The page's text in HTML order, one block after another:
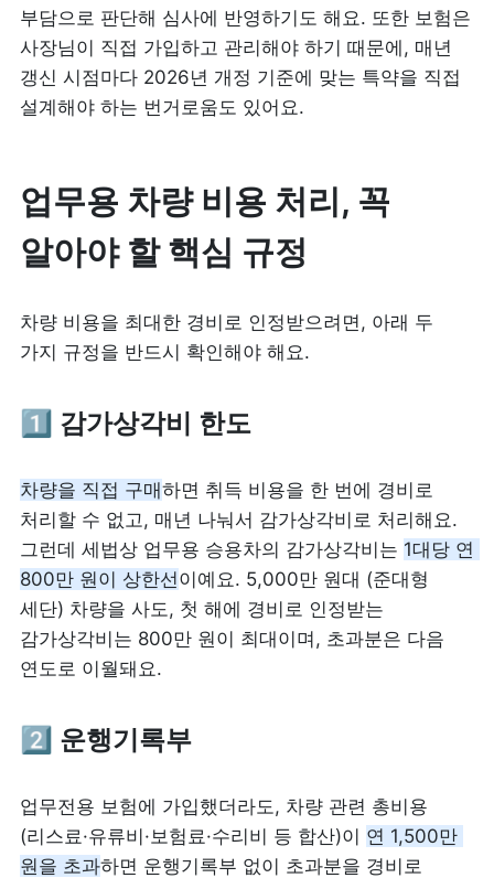
부담으로 판단해 심사에 반영하기도 해요. 또한 보험은
사장님이 직접 가입하고 관리해야 하기 때문에, 매년
갱신 시점마다 2026년 개정 기준에 맞는 특약을 직접
설계해야 하는 번거로움도 있어요.
업무용 차량 비용 처리, 꼭
알아야 할 핵심 규정
차량 비용을 최대한 경비로 인정받으려면, 아래 두
가지 규정을 반드시 확인해야 해요.
1️⃣ 감가상각비 한도
차량을 직접 구매하면 취득 비용을 한 번에 경비로
처리할 수 없고, 매년 나눠서 감가상각비로 처리해요.
그런데 세법상 업무용 승용차의 감가상각비는 1대당 연
800만 원이 상한선이예요. 5,000만 원대 (준대형
세단) 차량을 사도, 첫 해에 경비로 인정받는
감가상각비는 800만 원이 최대이며, 초과분은 다음
연도로 이월돼요.
2️⃣ 운행기록부
업무전용 보험에 가입했더라도, 차량 관련 총비용
(리스료·유류비·보험료·수리비 등 합산)이 연 1,500만
원을 초과하면 운행기록부 없이 초과분을 경비로